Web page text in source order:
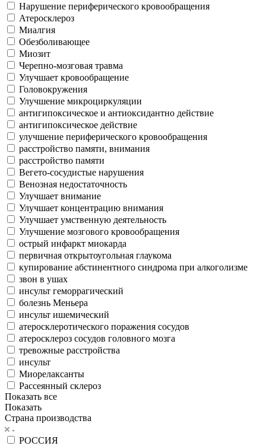
Нарушение периферического кровообращения
Атеросклероз
Миалгия
Обезболивающее
Миозит
Черепно-мозговая травма
Улучшает кровообращение
Головокружения
Улучшение микроциркуляции
антигипоксическое и антиоксидантно действие
антигипоксическое действие
улучшение периферического кровообращения
расстройство памяти, внимания
расстройство памяти
Вегето-сосудистые нарушения
Венозная недостаточность
Улучшает внимание
Улучшает концентрацию внимания
Улучшает умственную деятельность
Улучшение мозгового кровообращения
острый инфаркт миокарда
первичная открытоугольная глаукома
купирование абстинентного синдрома при алкоголизме
звон в ушах
инсульт геморрагический
болезнь Меньера
инсульт ишемический
атеросклеротического поражения сосудов
атеросклероз сосудов головного мозга
тревожные расстройства
инсульт
Миорелаксанты
Рассеянный склероз
Показать все
Показать
Страна производства
РОССИЯ